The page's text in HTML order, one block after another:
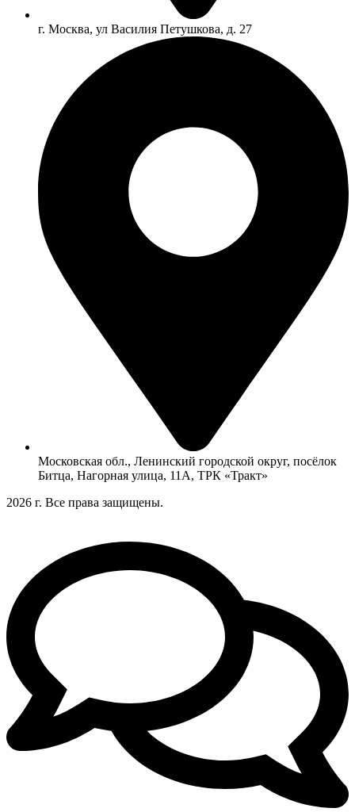
г. Москва, ул Василия Петушкова, д. 27
Московская обл., Ленинский городской округ, посёлок
Битца, Нагорная улица, 11А, ТРК «Тракт»
2026 г. Все права защищены.